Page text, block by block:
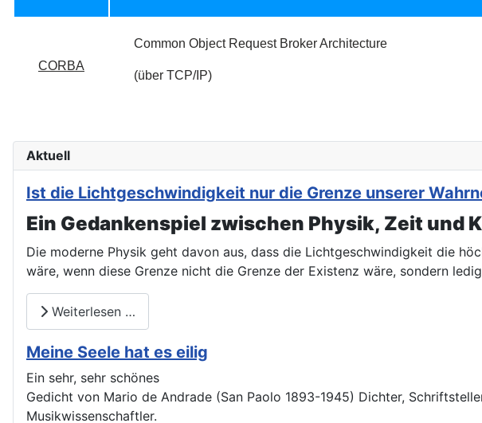
CORBA
Common Object Request Broker Architecture
(über TCP/IP)
Aktuell
Ist die Lichtgeschwindigkeit nur die Grenze unserer
Ein Gedankenspiel zwischen Physik, Zeit und
Die moderne Physik geht davon aus, dass die Lichtgeschwindigkeit die
wäre, wenn diese Grenze nicht die Grenze der Existenz wäre, sondern
Weiterlesen …
Meine Seele hat es eilig
Ein sehr, sehr schönes
Gedicht von Mario de Andrade (San Paolo 1893-1945) Dichter,
Musikwissenschaftler.